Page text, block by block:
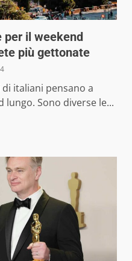
per il weekend
più gettonate
italiani pensano a
Sono diverse le...